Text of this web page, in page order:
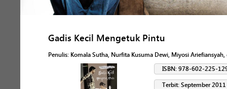
Gadis Kecil Mengetuk Pintu
Penulis: Komala Sutha, Nurfita Kusuma Dewi, Miyosi Ariefiansyah,
ISBN: 978-602-225-
Terbit: September 2011